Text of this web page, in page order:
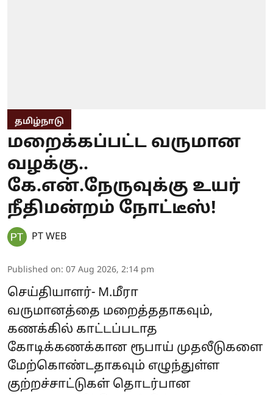
தமிழ்நாடு
மறைக்கப்பட்ட வருமான
வழக்கு..
கே.என்.நேருவுக்கு உயர்
நீதிமன்றம் நோட்டீஸ்!
PT WEB
Published on: 07 Aug 2026, 2:14 pm
செய்தியாளர்- M.மீரா
வருமானத்தை மறைத்ததாகவும்,
கணக்கில் காட்டப்படாத
கோடிக்கணக்கான ரூபாய் முதலீடுகளை
மேற்கொண்டதாகவும் எழுந்துள்ள
குற்றச்சாட்டுகள் தொடர்பான